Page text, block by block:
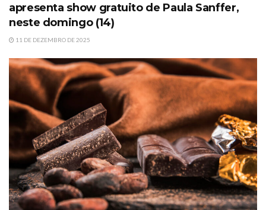
apresenta show gratuito de Paula Sanffer,
neste domingo (14)
11 DE DEZEMBRO DE 2025